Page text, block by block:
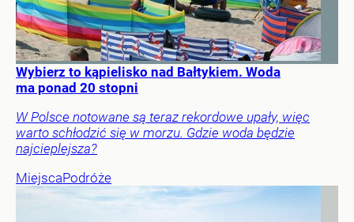
Wybierz to kąpielisko nad Bałtykiem. Woda
ma ponad 20 stopni
W Polsce notowane są teraz rekordowe upały, więc
warto schłodzić się w morzu. Gdzie woda będzie
najcieplejsza?
MiejscaPodróże